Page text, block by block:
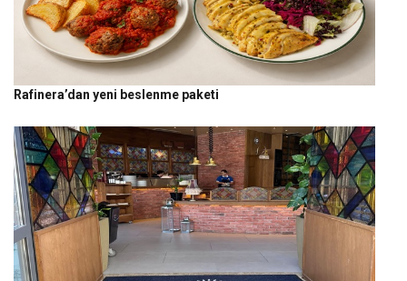
Rafinera’dan yeni beslenme paketi